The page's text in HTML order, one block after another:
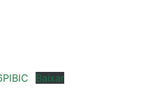
Baixar